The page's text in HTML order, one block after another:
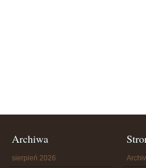
Archiwa
sierpień 2026